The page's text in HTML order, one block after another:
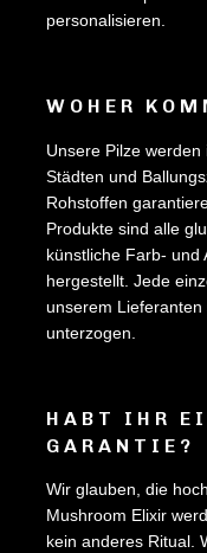
personalisieren.
WOHER
Unsere Pilze
Städten und
Rohstoffen
Produkte sind alle
künstliche Farb- und
hergestellt. Jede
unserem Lieferanten
unterzogen.
HABT IHR
GARANTIE?
Wir glauben, die
Mushroom Elixir
kein anderes Ritual.